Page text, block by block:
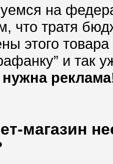
на
что тратя
этого
и так
нужна
магазин